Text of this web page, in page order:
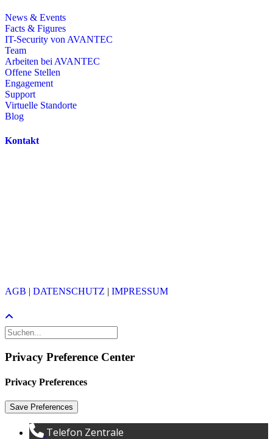
News & Events
Facts & Figures
IT-Security von AVANTEC
Team
Arbeiten bei AVANTEC
Offene Stellen
Engagement
Support
Virtuelle Standorte
Blog
Kontakt
AGB | DATENSCHUTZ | IMPRESSUM
Privacy Preference Center
Privacy Preferences
Telefon Zentrale